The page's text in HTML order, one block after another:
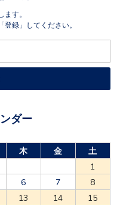
ます。
登録」してください。
ダー
木 金
土
1
6 7
8
13 14
15